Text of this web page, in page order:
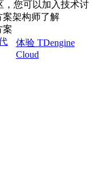
，您可以加入技术讨
案架构师了解
案
体验 TDengine
Cloud